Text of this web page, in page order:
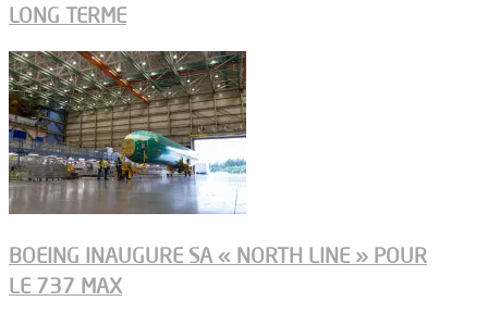
LONG TERME
BOEING INAUGURE SA « NORTH LINE » POUR
LE 737 MAX